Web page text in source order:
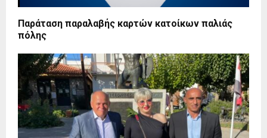
Παράταση παραλαβής καρτών κατοίκων παλιάς
πόλης